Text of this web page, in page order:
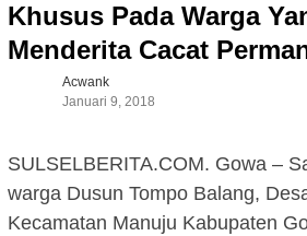
Khusus Pada Warga
Menderita Cacat
Acwank
Januari 9, 2018
SULSELBERITA.COM. Gowa –
warga Dusun Tompo Balang,
Kecamatan Manuju Kabupaten